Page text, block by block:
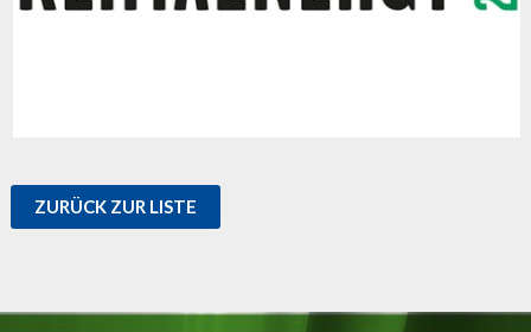
ZURÜCK ZUR LISTE